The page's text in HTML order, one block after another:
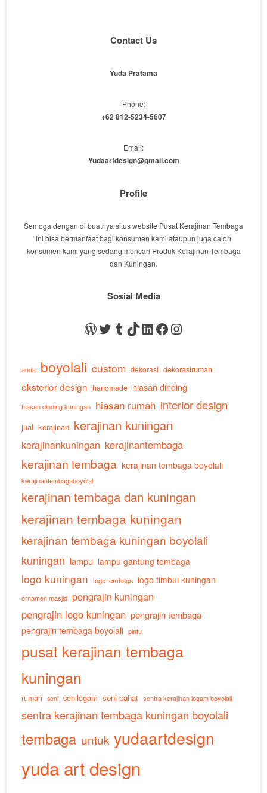
Contact Us
Yuda Pratama
Phone:
+62 812-5234-5607
Email:
Yudaartdesign@gmail.com
Profile
Semoga dengan di buatnya situs website Pusat Kerajinan Tembaga
ini bisa bermanfaat bagi konsumen kami ataupun juga calon
konsumen kami yang sedang mencari Produk Kerajinan Tembaga
dan Kuningan.
Sosial Media
WordPress
Twitter
Tumblr
TikTok
LinkedIn
Facebook
Instagram
anda boyolali custom dekorasi dekorasirumah
eksterior design handmade hiasan dinding
hiasan dinding kuningan hiasan rumah interior design
jual kerajinan kerajinan kuningan
kerajinankuningan kerajinantembaga
kerajinan tembaga kerajinan tembaga boyolali
kerajinantembagaboyolali
kerajinan tembaga dan kuningan
kerajinan tembaga kuningan
kerajinan tembaga kuningan boyolali
kuningan lampu lampu gantung tembaga
logo kuningan logo tembaga logo timbul kuningan
ornamen masjid pengrajin kuningan
pengrajin logo kuningan pengrajin tembaga
pengrajin tembaga boyolali pintu
pusat kerajinan tembaga
kuningan
rumah seni senilogam seni pahat sentra kerajinan logam boyolali
sentra kerajinan tembaga kuningan boyolali
tembaga untuk yudaartdesign
yuda art design